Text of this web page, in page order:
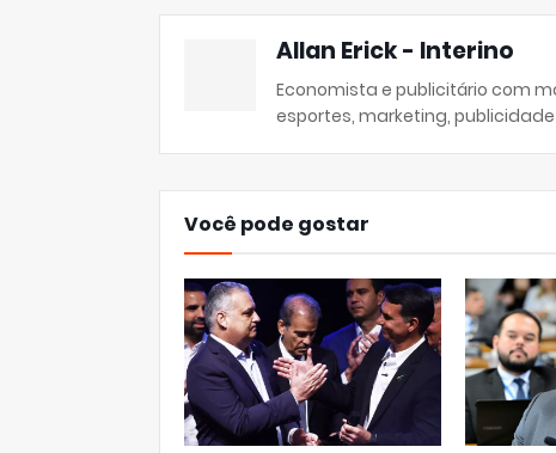
Allan Erick - Interino
Economista e publicitário com
esportes, marketing,
Você pode gostar